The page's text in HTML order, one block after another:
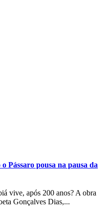
Pássaro pousa na pausa da
vive, após 200 anos? A obra
Gonçalves Dias,...